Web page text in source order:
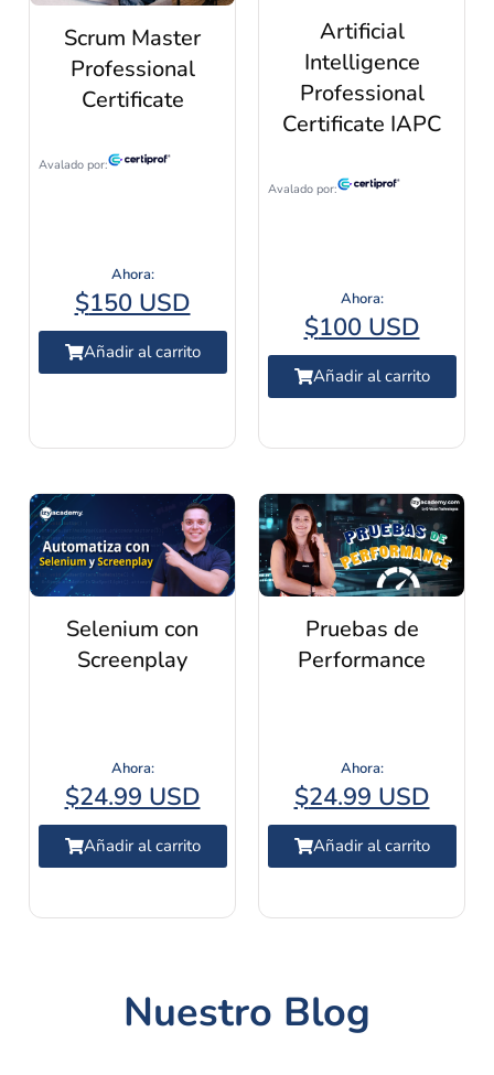
Scrum Master
Professional
Certificate
$150 USD
Añadir al carrito
Artificial
Intelligence
Professional
Certificate IAPC
$100 USD
Añadir al carrito
Selenium con
Screenplay
$24.99 USD
Añadir al carrito
Pruebas de
Performance
$24.99 USD
Añadir al carrito
Nuestro Blog